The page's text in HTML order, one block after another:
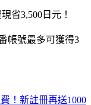
省3,500日元！
帳號最多可獲得3
！新註冊再送1000